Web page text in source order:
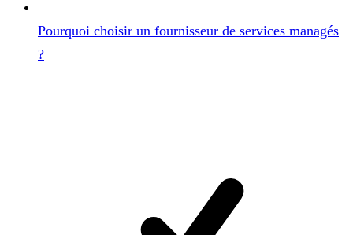
Pourquoi choisir un fournisseur de services managés
?